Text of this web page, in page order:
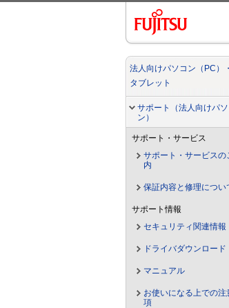
法人向けパソコン（PC）・
タブレット
サポート（法人向けパソ
ン）
サポート・サービス
サポート・サービスの
内
保証内容と修理につい
サポート情報
セキュリティ関連情報
ドライバダウンロード
マニュアル
お使いになる上での注
項